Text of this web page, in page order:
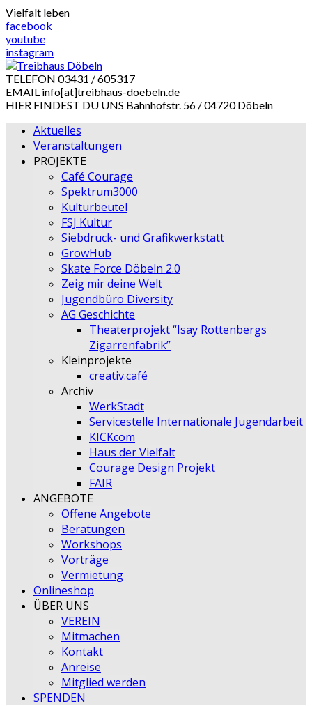
Skip
to
content
Vielfalt leben
facebook
youtube
instagram
TELEFON 03431 / 605317
EMAIL info[at]treibhaus-doebeln.de
HIER FINDEST DU UNS Bahnhofstr. 56 / 04720 Döbeln
Aktuelles
Veranstaltungen
PROJEKTE
Café Courage
Spektrum3000
Kulturbeutel
FSJ Kultur
Siebdruck- und Grafikwerkstatt
GrowHub
Skate Force Döbeln 2.0
Zeig mir deine Welt
Jugendbüro Diversity
AG Geschichte
Theaterprojekt “Isay Rottenbergs
Zigarrenfabrik”
Kleinprojekte
creativ.café
Archiv
WerkStadt
Servicestelle Internationale Jugendarbeit
KICKcom
Haus der Vielfalt
Courage Design Projekt
FAIR
ANGEBOTE
Offene Angebote
Beratungen
Workshops
Vorträge
Vermietung
Onlineshop
ÜBER UNS
VEREIN
Mitmachen
Kontakt
Anreise
Mitglied werden
SPENDEN